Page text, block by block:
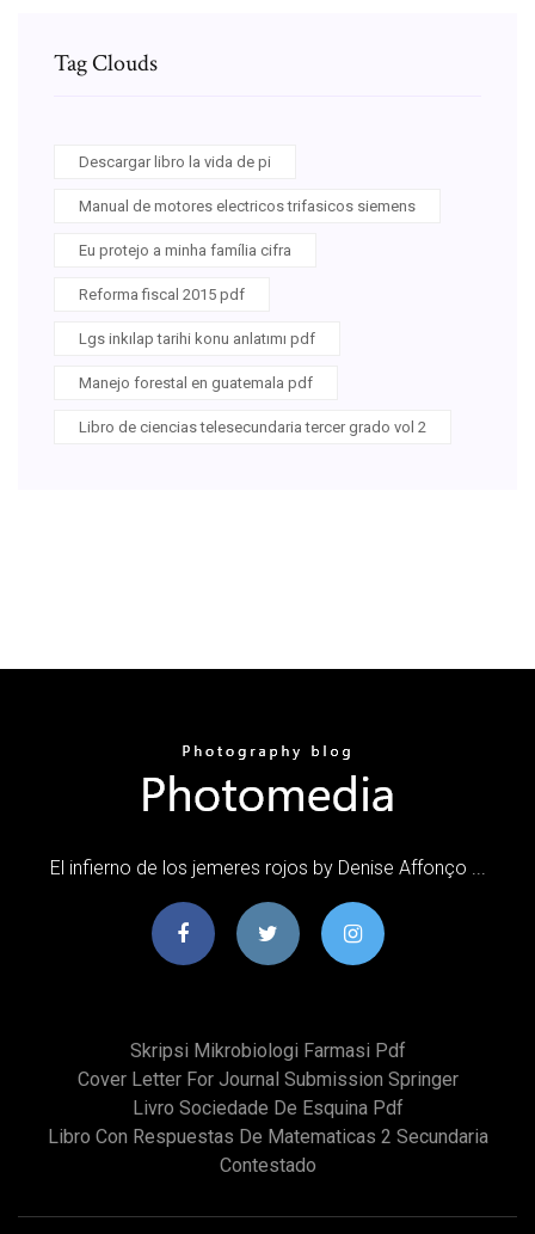
Tag Clouds
Descargar libro la vida de pi
Manual de motores electricos trifasicos siemens
Eu protejo a minha família cifra
Reforma fiscal 2015 pdf
Lgs inkılap tarihi konu anlatımı pdf
Manejo forestal en guatemala pdf
Libro de ciencias telesecundaria tercer grado vol 2
El infierno de los jemeres rojos by Denise Affonço ...
Skripsi Mikrobiologi Farmasi Pdf
Cover Letter For Journal Submission Springer
Livro Sociedade De Esquina Pdf
Libro Con Respuestas De Matematicas 2 Secundaria
Contestado